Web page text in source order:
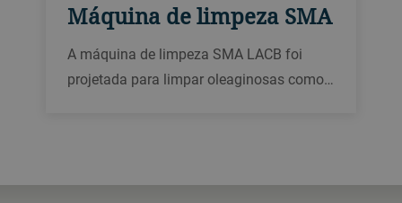
Máquina de limpeza SMA
A máquina de limpeza SMA LACB foi
projetada para limpar oleaginosas como